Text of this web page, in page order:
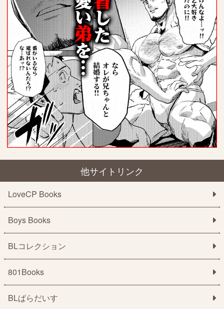
他サイトリンク
LoveCP Books
Boys Books
BLコレクション
801Books
BLぱらだいす